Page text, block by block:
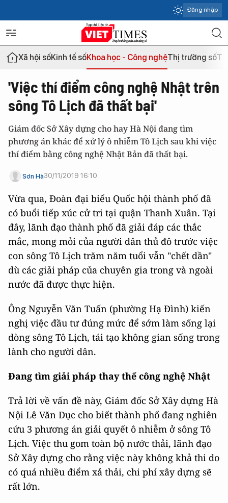
Đăng nhập
Xã hội sốKinh tế sốKhoa học - Công nghệThị trường số
'Việc thí điểm công nghệ Nhật trên
sông Tô Lịch đã thất bại'
Giám đốc Sở Xây dựng cho hay Hà Nội đang tìm
phương án khác để xử lý ô nhiễm Tô Lịch sau khi việc
thí điểm bằng công nghệ Nhật Bản đã thất bại.
Sơn Hà30/11/2019 16:10
Vừa qua, Đoàn đại biểu Quốc hội thành phố đã
có buổi tiếp xúc cử tri tại quận Thanh Xuân. Tại
đây, lãnh đạo thành phố đã giải đáp các thắc
mắc, mong mỏi của người dân thủ đô trước việc
con sông Tô Lịch trăm năm tuổi vẫn "chết dần"
dù các giải pháp của chuyên gia trong và ngoài
nước đã được thực hiện.
Ông Nguyễn Văn Tuấn (phường Hạ Đình) kiến
nghị việc đầu tư đúng mức để sớm làm sống lại
dòng sông Tô Lịch, tái tạo không gian sống trong
lành cho người dân.
Đang tìm giải pháp thay thế công nghệ Nhật
Trả lời về vấn đề này, Giám đốc Sở Xây dựng Hà
Nội Lê Văn Dục cho biết thành phố đang nghiên
cứu 3 phương án giải quyết ô nhiễm ở sông Tô
Lịch. Việc thu gom toàn bộ nước thải, lãnh đạo
Sở Xây dựng cho rằng việc này không khả thi do
có quá nhiều điểm xả thải, chi phí xây dựng sẽ
rất lớn.